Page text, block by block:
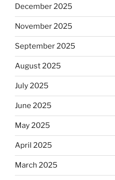
December 2025
November 2025
September 2025
August 2025
July 2025
June 2025
May 2025
April 2025
March 2025